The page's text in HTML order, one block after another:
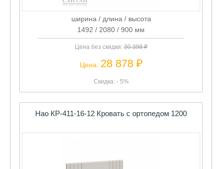
ширина / длина / высота
1492 / 2080 / 900 мм
Цена без скидки:30 398 ₽
Цена: 28 878 ₽
Скидка: - 5%
Нао КР-411-16-12 Кровать с ортопедом 1200